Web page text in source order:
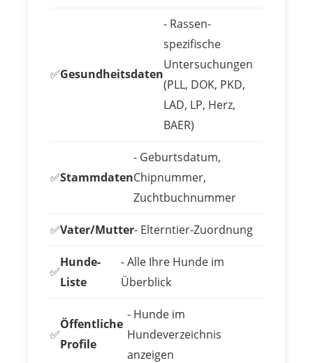
✅Gesundheitsdaten
- Rassen-
spezifische
Untersuchungen
(PLL, DOK, PKD,
LAD, LP, Herz,
BAER)
✅Stammdaten
- Geburtsdatum,
Chipnummer,
Zuchtbuchnummer
✅Vater/Mutter- Elterntier-Zuordnung
✅
Hunde-
Liste
- Alle Ihre Hunde im
Überblick
✅
Öffentliche
Profile
- Hunde im
Hundeverzeichnis
anzeigen